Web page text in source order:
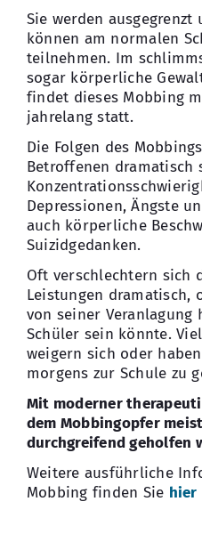
Sie werden
können am normalen
teilnehmen. Im
sogar körperliche
findet dieses Mobbing
jahrelang statt.
Die Folgen des
Betroffenen dramatisch
Depressionen, Ängste
auch körperliche
Suizidgedanken.
Oft verschlechtern sich
Leistungen dramatisch,
von seiner
Schüler sein könnte.
weigern sich oder
morgens zur Schule zu
Mit moderner
dem Mobbingopfer
durchgreifend geholfen
Weitere ausführliche
Mobbing finden Sie hier